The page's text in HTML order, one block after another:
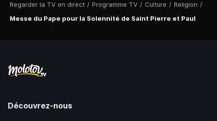
Regarder la TV en direct / Programme TV / Culture / Religion /
Messe du Pape pour la Solennité de Saint Pierre et Paul
Découvrez-nous